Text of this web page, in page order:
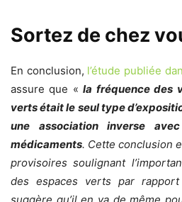
Sortez de chez
En conclusion, l’étude publiée
assure que «la fréquence des
verts était le seul type
une association inverse
médicaments. Cette conclusion
provisoires soulignant
des espaces verts par
suggère qu’il en va de même